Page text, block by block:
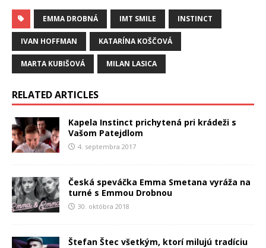
EMMA DROBNÁ IMT SMILE INSTINCT
IVAN HOFFMAN KATARÍNA KOŠČOVÁ
MARTA KUBIŠOVÁ MILAN LASICA
RELATED ARTICLES
Kapela Instinct prichytená pri krádeži s
Vašom Patejdlom
4. septembra 2017
Česká speváčka Emma Smetana vyráža na
turné s Emmou Drobnou
30. októbra 2018
Štefan Štec všetkým, ktorí milujú tradíciu